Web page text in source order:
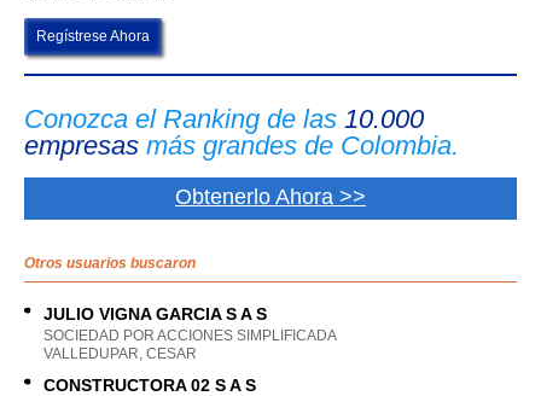
Regístrese Ahora
Conozca el Ranking de las 10.000
empresas más grandes de Colombia.
Obtenerlo Ahora >>
Otros usuarios buscaron
JULIO VIGNA GARCIA S A S
SOCIEDAD POR ACCIONES SIMPLIFICADA
VALLEDUPAR, CESAR
CONSTRUCTORA 02 S A S